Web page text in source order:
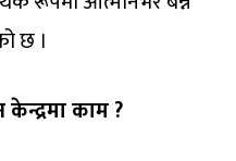
छ ।
काम ?